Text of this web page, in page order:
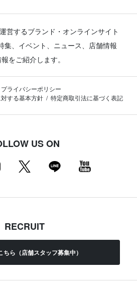
営するブランド・オンラインサイト
集、イベント、ニュース、店舗情報
をご紹介します。
プライバシーポリシー
する基本方針
特定商取引法に基づく表記
US ON
RECRUIT
ちら（店舗スタッフ募集中）